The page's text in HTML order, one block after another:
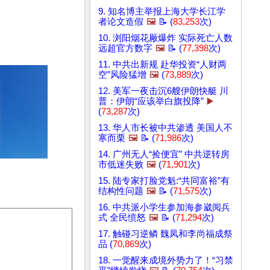
9. 知名博主举报上海大学长江学
者论文造假 🖼️ 📝 (83,253次)
10. 浏阳烟花厰爆炸 实际死亡人数
远超官方数字 🖼️ 📝 (77,398次)
11. 中共出新规 赴华投资“人财两
空”风险猛增 🖼️ (73,889次)
12. 美军一夜击沉6艘伊朗快艇 川
普：伊朗“应该举白旗投降” ▶️
(73,287次)
13. 华人市长被中共渗透 美国人不
寒而栗 🖼️ 📝 (71,986次)
14. 广州无人“捡便宜” 中共逆转房
市低迷失败 🖼️ (71,901次)
15. 陆专家打脸党魁:“共同富裕”有
结构性问题 🖼️ 📝 (71,575次)
16. 中共派小学生参加海参崴阅兵
式 全民愤怒 🖼️ 📝 (71,294次)
17. 触碰习逆鳞 魏凤和李尚福成祭
品 (70,869次)
18. 一觉醒来成境外势力了！“习禁